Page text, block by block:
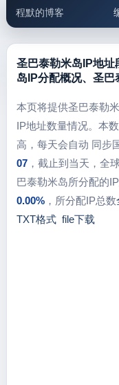
程默的博客
邮件工具
圣巴泰勒米岛IP地址
岛IP分配概况、圣
本页将提供圣巴泰勒
IP地址数量情况。本
高，每天会自动 同步
07，截止到当天，全
巴泰勒米岛所分配的IP
0.00%，所分配IP总数
TXT格式 file下载